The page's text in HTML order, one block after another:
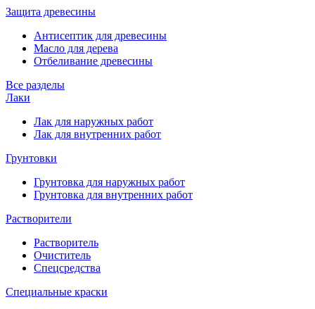
Защита древесины
Антисептик для древесины
Масло для дерева
Отбеливание древесины
Все разделы
Лаки
Лак для наружных работ
Лак для внутренних работ
Грунтовки
Грунтовка для наружных работ
Грунтовка для внутренних работ
Растворители
Растворитель
Очиститель
Спецсредства
Специальные краски